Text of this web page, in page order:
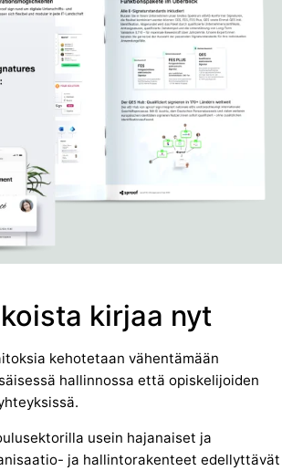
kirjaa nyt
kehotetaan vähentämään
hallinnossa että opiskelijoiden
usein hajanaiset ja
ja hallintorakenteet edellyttävät